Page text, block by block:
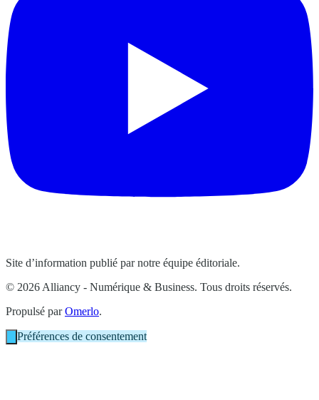
Site d’information publié par notre équipe éditoriale.
© 2026 Alliancy - Numérique & Business. Tous droits réservés.
Propulsé parOmerlo.
Préférences de consentement